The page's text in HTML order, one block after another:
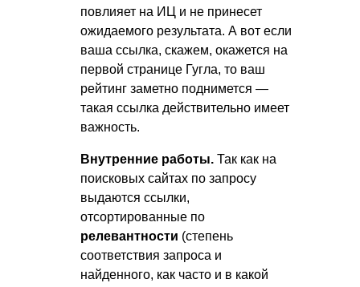
повлияет на ИЦ и не принесет
ожидаемого результата. А вот если
ваша ссылка, скажем, окажется на
первой странице Гугла, то ваш
рейтинг заметно поднимется —
такая ссылка действительно имеет
важность.
Внутренние работы. Так как на
поисковых сайтах по запросу
выдаются ссылки,
отсортированные по
релевантности (степень
соответствия запроса и
найденного, как часто и в какой